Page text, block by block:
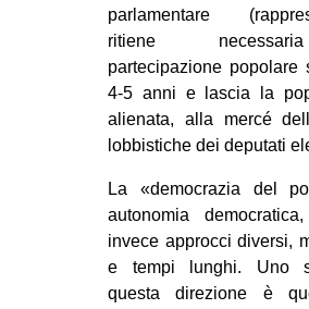
parlamentare
ritiene
partecipazione popolare
4-5 anni e lascia la
alienata, alla mercé
lobbistiche dei deputati
La «democrazia del
autonomia
invece approcci diversi,
e tempi lunghi. Uno
questa direzione è